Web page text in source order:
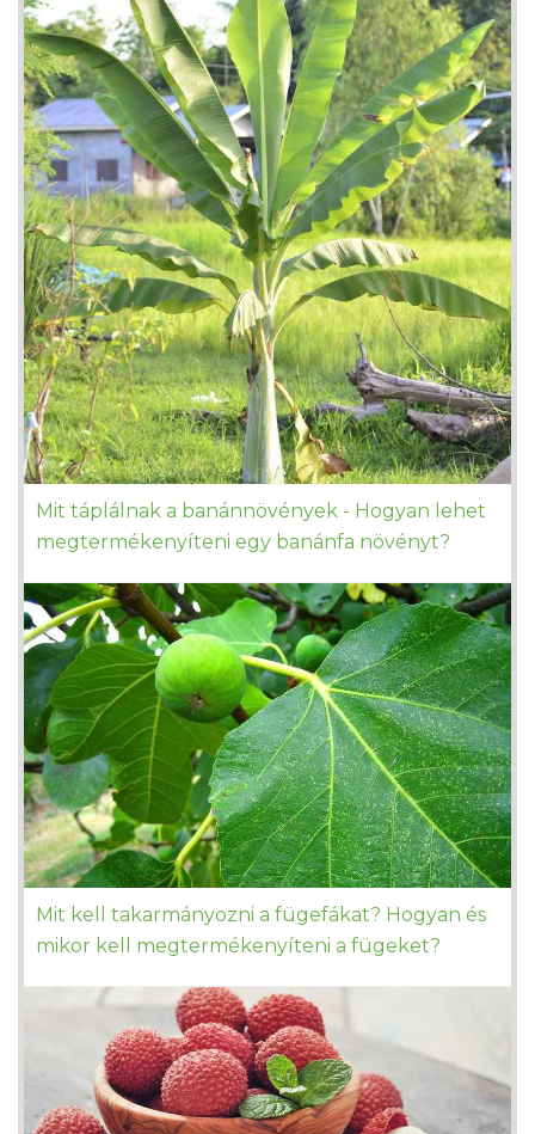
Mit táplálnak a banánnövények - Hogyan lehet
megtermékenyíteni egy banánfa növényt?
Mit kell takarmányozni a fügefákat? Hogyan és
mikor kell megtermékenyíteni a fügeket?